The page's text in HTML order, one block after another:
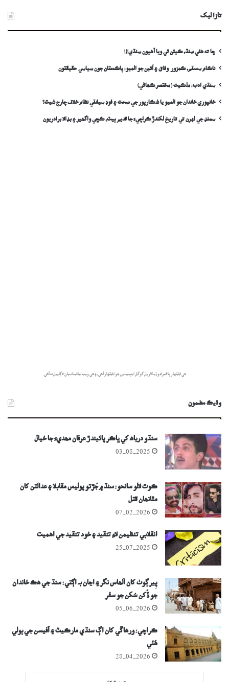
تازا ليک
ڇا ته هئي سنڌ، ڪيئن ٿي ويا آهيون سنڌي!!!
ناڪام سسٽم، ڪمزور وفاق ۽ آئين جو الميو: پاڪستان جون سياسي حقيقتون
سنڌي ادب: ملڪيت (مختصر ڪھاڻي)
خانپوري خاندان جو الميو يا شڪارپور جي صحت ۽ فوڊ سيفٽي نظام خلاف چارج شيٽ؟
سمنڊ جي لهرن تي تاريخ لکندڙ ڪراچيءَ جا قديم ٻيٽ، ڪڇي واگھير ۽ بڊالا برادريون
هي اشتهار پاڻمرادو ڏيکاريل گوگل ايڊسينس جو اشتهار آهي، ۽ هي ويب سائيٽ سان لاڳاپيل نه آهي.
وڌيڪ مضمون
سنڌو درياھ کي ڀاڪر پائيندڙ عرفان مھديءَ جا خيال
03-08-2025
ڪوٽ لالو سانحو: سنڌ ۾ جُڙتو پوليس مقابلا ۽ عدالتن کان
مٿانھان قتل
07-02-2026
انقلابي تنظيمن لاءِ تنقيد ۽ خود تنقيد جي اھميت
25-07-2025
پِير ڳوٺ کان اُلھاس نگر ۽ اڃان بہ اڳتي: سنڌ جي ھڪ خاندان
جو ڏُکن سُکن جو سفر
05-06-2026
ڪراچي: ورھاڱي کان اڳ سنڌي مارڪيٽ ۽ آفيسن جي ٻولي
ھُئي
28-04-2026